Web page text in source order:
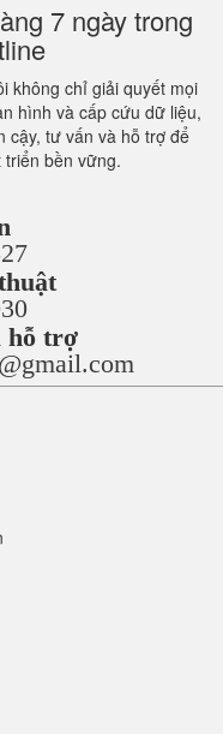
7 ngày trong
không chỉ giải quyết mọi
hình và cấp cứu dữ liệu,
cậy, tư vấn và hỗ trợ để
bền vững.
hỗ trợ